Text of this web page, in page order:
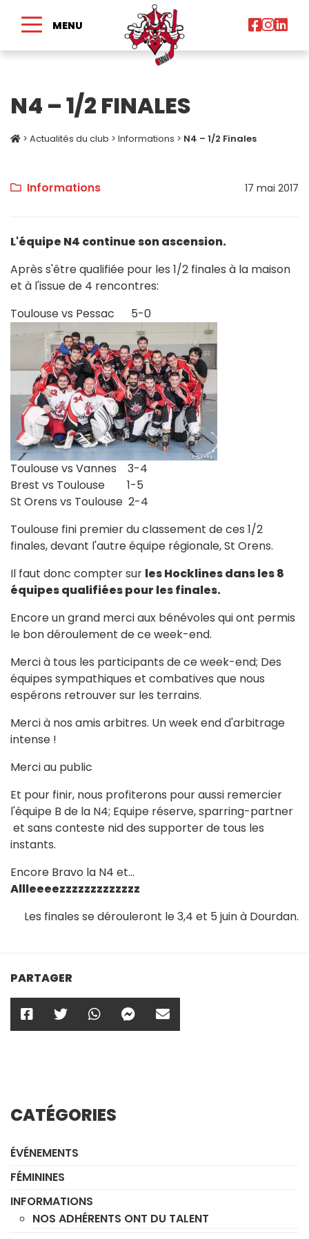
MENU
N4 – 1/2 FINALES
> Actualités du club > Informations > N4 – 1/2 Finales
Informations 17 mai 2017
L'équipe N4 continue son ascension.
Après s'être qualifiée pour les 1/2 finales à la maison
et à l'issue de 4 rencontres:
Toulouse vs Pessac 5-0
Toulouse vs Vannes 3-4
Brest vs Toulouse 1-5
St Orens vs Toulouse 2-4
Toulouse fini premier du classement de ces 1/2
finales, devant l'autre équipe régionale, St Orens.
Il faut donc compter sur les Hocklines dans les 8
équipes qualifiées pour les finales.
Encore un grand merci aux bénévoles qui ont permis
le bon déroulement de ce week-end.
Merci à tous les participants de ce week-end; Des
équipes sympathiques et combatives que nous
espérons retrouver sur les terrains.
Merci à nos amis arbitres. Un week end d'arbitrage
intense !
Merci au public
Et pour finir, nous profiterons pour aussi remercier
l'équipe B de la N4; Equipe réserve, sparring-partner
et sans conteste nid des supporter de tous les
instants.
Encore Bravo la N4 et...
Allleeeezzzzzzzzzzzzz
Les finales se dérouleront le 3,4 et 5 juin à Dourdan.
PARTAGER
CATÉGORIES
ÉVÉNEMENTS
FÉMININES
INFORMATIONS
NOS ADHÉRENTS ONT DU TALENT